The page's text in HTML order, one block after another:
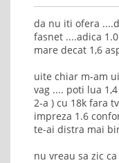
da nu iti ofera
fasnet ....adica
mare decat 1,6
uite chiar m-am
vag .... poti lua
2-a ) cu 18k fara
impreza 1.6
te-ai distra mai
nu vreau sa zic